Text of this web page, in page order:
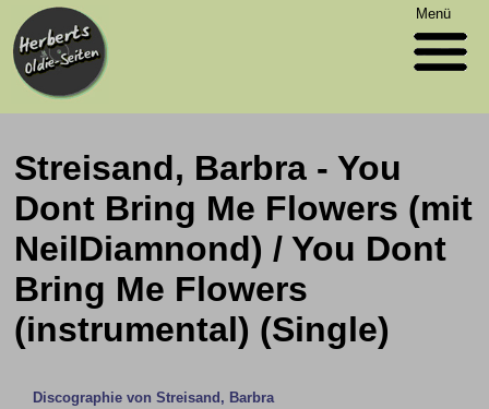
Menü
Streisand, Barbra - You
Dont Bring Me Flowers (mit
NeilDiamnond) / You Dont
Bring Me Flowers
(instrumental) (Single)
Discographie von Streisand, Barbra